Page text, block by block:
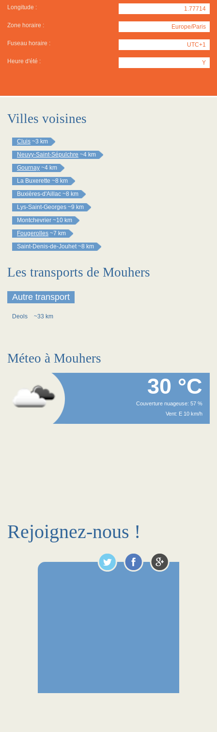
Longitude : 1.77714
Zone horaire : Europe/Paris
Fuseau horaire : UTC+1
Heure d'été : Y
Villes voisines
Cluis ~3 km
Neuvy-Saint-Sépulchre ~4 km
Gournay ~4 km
La Buxerette ~8 km
Buxières-d'Aillac ~8 km
Lys-Saint-Georges ~9 km
Montchevrier ~10 km
Fougerolles ~7 km
Saint-Denis-de-Jouhet ~8 km
Les transports de Mouhers
Autre transport
Deols ~33 km
Méteo à Mouhers
30 °C
Couverture nuageuse: 57 %
Vent: E 10 km/h
Rejoignez-nous !